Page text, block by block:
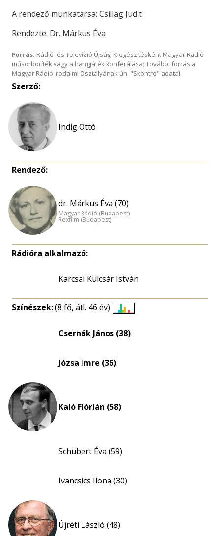
A rendező munkatársa: Csillag Judit
Rendezte: Dr. Márkus Éva
Forrás: Rádió- és Televízió Újság; Kiegészítésként Magyar Rádió
műsorboríték vagy a hangjáték konferálása; További forrás a
Magyar Rádió Irodalmi Osztályának ún. "Skontró" adatai
Szerző:
Indig Ottó
Rendező:
dr. Márkus Éva (70)
Magyar Rádió (Budapest)
Rexfilm (Budapest)
Rádióra alkalmazó:
Karcsai Kulcsár István
Színészek:(8 fő, átl. 46 év)
eloszlás
Csernák János (38)
Józsa Imre (36)
Kaló Flórián (58)
Schubert Éva (59)
Ivancsics Ilona (30)
Újréti László (48)